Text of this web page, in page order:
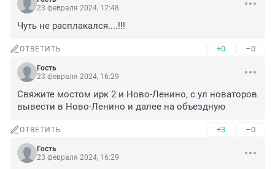
23 февраля 2024, 17:48
Чуть не расплакался....!!!
ОТВЕТИТЬ +0 –0
Гость
23 февраля 2024, 16:29
Свяжите мостом ирк 2 и Ново-Ленино, с ул новаторов
вывести в Ново-Ленино и далее на объездную
ОТВЕТИТЬ +3 –0
Гость
23 февраля 2024, 16:29